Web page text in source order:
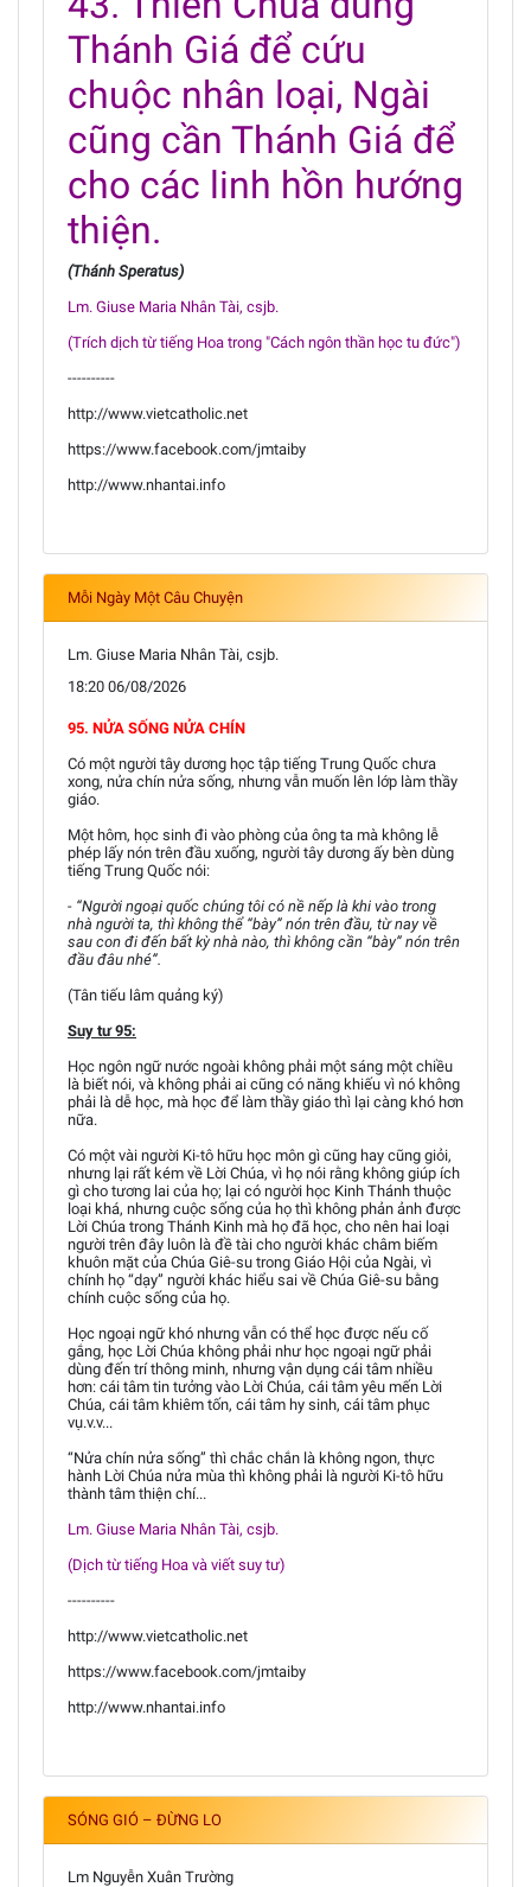
Thánh Giá để cứu
chuộc nhân loại, Ngài
cũng cần Thánh Giá để
cho các linh hồn hướng
thiện.
(Thánh Speratus)
Lm. Giuse Maria Nhân Tài, csjb.
(Trích dịch từ tiếng Hoa trong "Cách ngôn thần học tu đức")
----------
http://www.vietcatholic.net
https://www.facebook.com/jmtaiby
http://www.nhantai.info
Mỗi Ngày Một Câu Chuyện
Lm. Giuse Maria Nhân Tài, csjb.
18:20 06/08/2026
95. NỬA SỐNG NỬA CHÍN
Có một người tây dương học tập tiếng Trung Quốc chưa
xong, nửa chín nửa sống, nhưng vẫn muốn lên lớp làm thầy
giáo.
Một hôm, học sinh đi vào phòng của ông ta mà không lễ
phép lấy nón trên đầu xuống, người tây dương ấy bèn dùng
tiếng Trung Quốc nói:
- “Người ngoại quốc chúng tôi có nề nếp là khi vào trong
nhà người ta, thì không thể “bày” nón trên đầu, từ nay về
sau con đi đến bất kỳ nhà nào, thì không cần “bày” nón trên
đầu đâu nhé”.
(Tân tiếu lâm quảng ký)
Suy tư 95:
Học ngôn ngữ nước ngoài không phải một sáng một chiều
là biết nói, và không phải ai cũng có năng khiếu vì nó không
phải là dễ học, mà học để làm thầy giáo thì lại càng khó hơn
nữa.
Có một vài người Ki-tô hữu học môn gì cũng hay cũng giỏi,
nhưng lại rất kém về Lời Chúa, vì họ nói rằng không giúp ích
gì cho tương lai của họ; lại có người học Kinh Thánh thuộc
loại khá, nhưng cuộc sống của họ thì không phản ảnh được
Lời Chúa trong Thánh Kinh mà họ đã học, cho nên hai loại
người trên đây luôn là đề tài cho người khác châm biếm
khuôn mặt của Chúa Giê-su trong Giáo Hội của Ngài, vì
chính họ “dạy” người khác hiểu sai về Chúa Giê-su bằng
chính cuộc sống của họ.
Học ngoại ngữ khó nhưng vẫn có thể học được nếu cố
gắng, học Lời Chúa không phải như học ngoại ngữ phải
dùng đến trí thông minh, nhưng vận dụng cái tâm nhiều
hơn: cái tâm tin tưởng vào Lời Chúa, cái tâm yêu mến Lời
Chúa, cái tâm khiêm tốn, cái tâm hy sinh, cái tâm phục
vụ.v.v...
“Nửa chín nửa sống” thì chắc chắn là không ngon, thực
hành Lời Chúa nửa mùa thì không phải là người Ki-tô hữu
thành tâm thiện chí...
Lm. Giuse Maria Nhân Tài, csjb.
(Dịch từ tiếng Hoa và viết suy tư)
----------
http://www.vietcatholic.net
https://www.facebook.com/jmtaiby
http://www.nhantai.info
SÓNG GIÓ – ĐỪNG LO
Lm Nguyễn Xuân Trường